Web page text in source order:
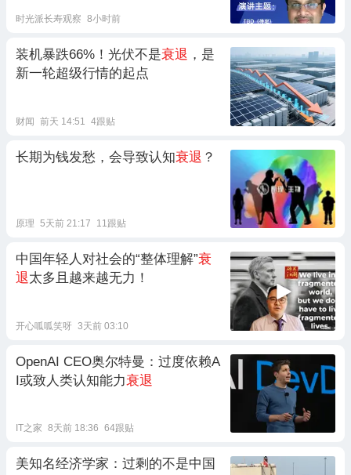
时光派长寿观察 8小时前
装机暴跌66%！光伏不是衰退 ，是
新一轮超级行情的起点
财闻 前天 14:51 4跟贴
长期为钱发愁，会导致认知衰退 ？
原理 5天前 21:17 11跟贴
中国年轻人对社会的“整体理解”衰
退太多且越来越无力！
开心呱呱笑呀 3天前 03:10
OpenAI CEO奥尔特曼：过度依赖A
I或致人类认知能力衰退
IT之家 8天前 18:36 64跟贴
美知名经济学家：过剩的不是中国